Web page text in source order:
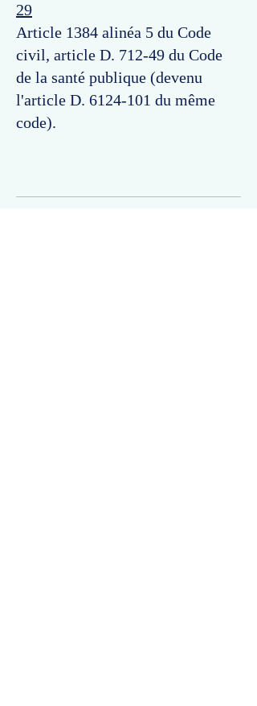
29
Article 1384 alinéa 5 du Code
civil, article D. 712-49 du Code
de la santé publique (devenu
l'article D. 6124-101 du même
code).